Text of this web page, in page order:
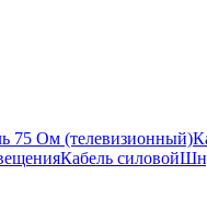
75 Ом (телевизионный)
Кабель силовой